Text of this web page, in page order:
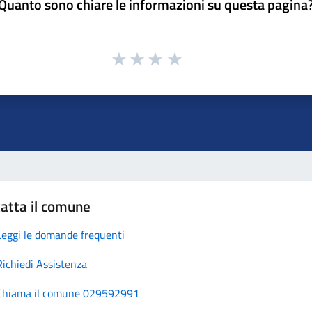
sono chiare le informazioni su questa
il comune
le domande frequenti
Assistenza
il comune 029592991